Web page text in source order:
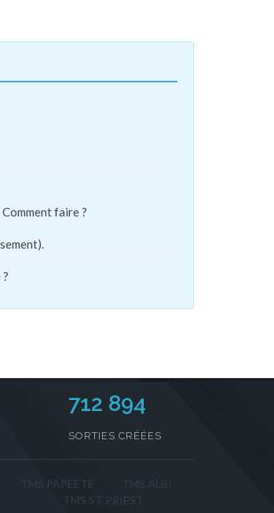
faire ?
712 894
SORTIES CRÉÉES
TMS PAPEETE
TMS ALBI
TMS ST PRIEST